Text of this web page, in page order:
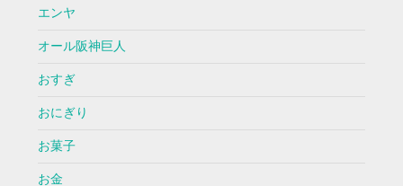
エンヤ
オール阪神巨人
おすぎ
おにぎり
お菓子
お金